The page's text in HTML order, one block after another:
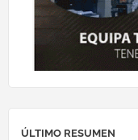
ÚLTIMO RESUMEN